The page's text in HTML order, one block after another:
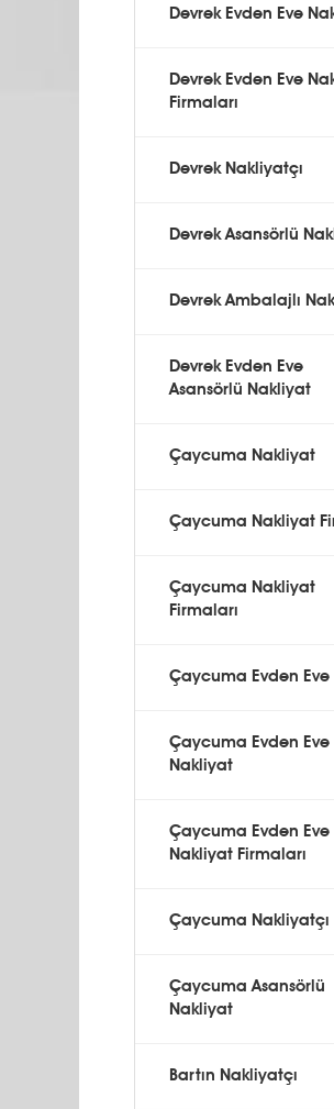
Devrek Evden Eve
Devrek Evden Eve
Firmaları
Devrek Nakliyatçı
Devrek Asansörlü
Devrek Ambalajlı
Devrek Evden Eve
Asansörlü Nakliyat
Çaycuma Nakliyat
Çaycuma Nakliyat
Çaycuma Nakliyat
Firmaları
Çaycuma Evden Eve
Çaycuma Evden Eve
Nakliyat
Çaycuma Evden Eve
Nakliyat Firmaları
Çaycuma Nakliyatçı
Çaycuma Asansörlü
Nakliyat
Bartın Nakliyatçı